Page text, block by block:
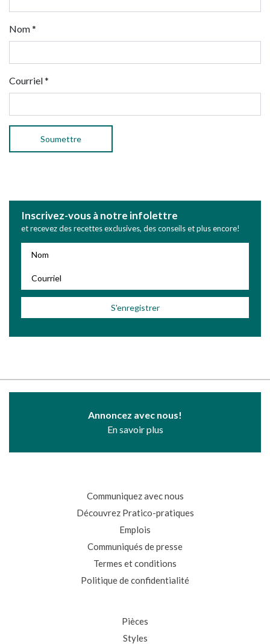
Nom*
Courriel*
Inscrivez-vous à notre infolettre
et recevez des recettes exclusives, des conseils et plus encore!
Annoncez avec nous!
En savoir plus
Communiquez avec nous
Découvrez Pratico-pratiques
Emplois
Communiqués de presse
Termes et conditions
Politique de confidentialité
Pièces
Styles